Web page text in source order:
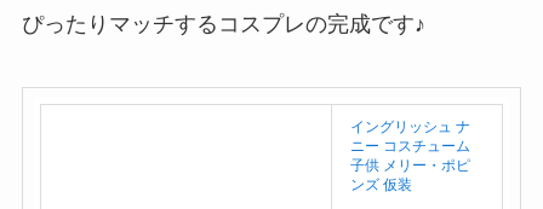
ぴったりマッチするコスプレの完成です♪
イングリッシュ ナ
ニー コスチューム
子供 メリー・ポピ
ンズ 仮装